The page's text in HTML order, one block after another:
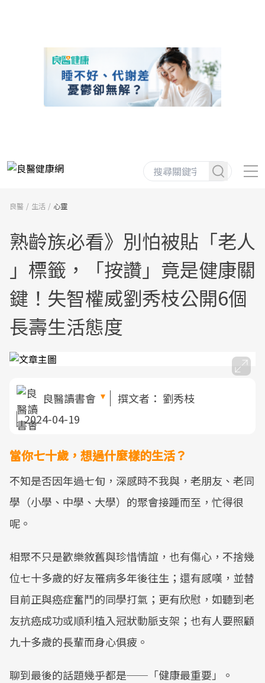
良醫 生活 心靈
熟齡族必看》別怕被貼「老人
」標籤，「按讚」竟是健康關
鍵！失智權威劉秀枝公開6個
長壽生活態度
良醫讀書會 撰文者： 劉秀枝
2024-04-19
當你七十歲，想過什麼樣的生活？
不知是否因年過七旬，深感時不我與，老朋友、老同
學（小學、中學、大學）的聚會接踵而至，忙得很
呢。
相聚不只是歡樂敘舊與珍惜情誼，也有傷心，不捨幾
位七十多歲的好友罹病多年後往生；還有感嘆，並替
目前正與癌症奮鬥的同學打氣；更有欣慰，如聽到老
友抗癌成功或順利植入冠狀動脈支架；也有人要照顧
九十多歲的長輩而身心俱疲。
聊到最後的話題幾乎都是──「健康最重要」。